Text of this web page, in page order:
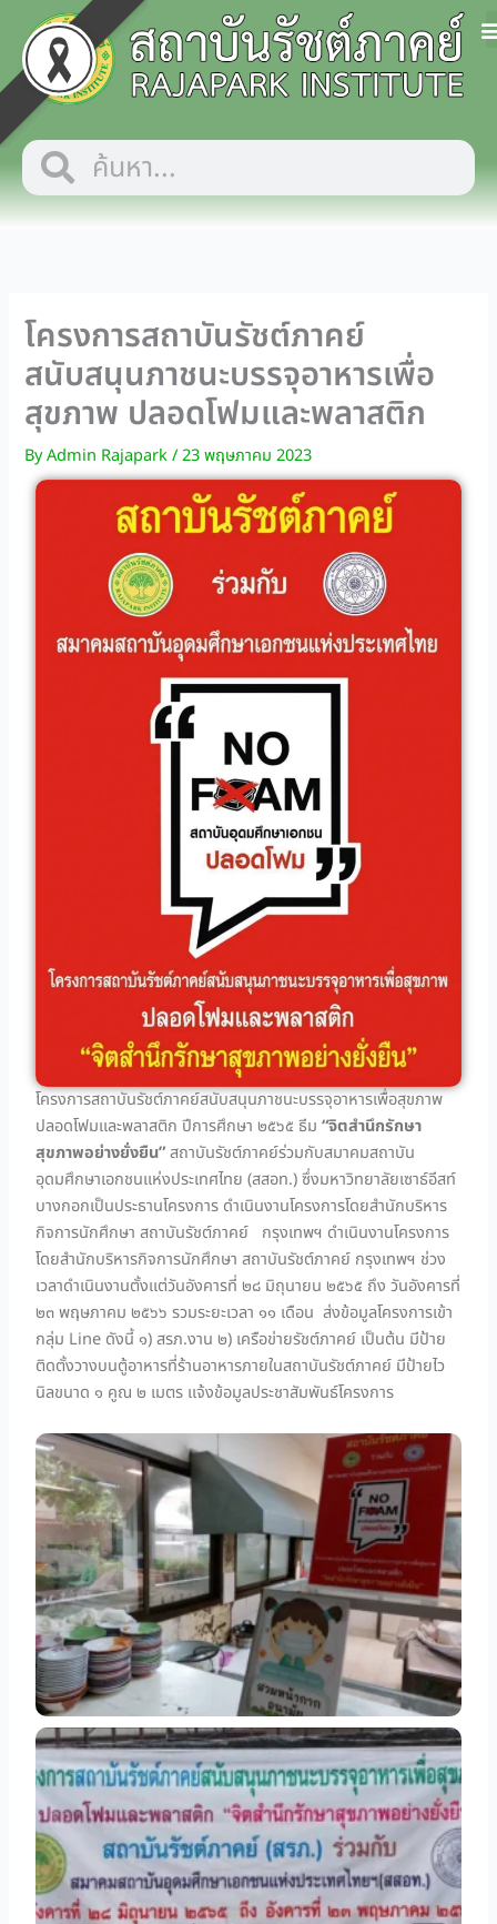
content
Search Search
โครงการสถาบันรัชต์ภาคย์
สนับสนุนภาชนะบรรจุอาหารเพื่อ
สุขภาพ ปลอดโฟมและพลาสติก
ByAdmin Rajapark/23 พฤษภาคม 2023
โครงการสถาบันรัชต์ภาคย์สนับสนุนภาชนะบรรจุอาหารเพื่อสุขภาพ
ปลอดโฟมและพลาสติก ปีการศึกษา ๒๕๖๕ ธีม“จิตสำนึกรักษา
สุขภาพอย่างยั่งยืน”สถาบันรัชต์ภาคย์ร่วมกับสมาคมสถาบัน
อุดมศึกษาเอกชนแห่งประเทศไทย (สสอท.) ซึ่งมหาวิทยาลัยเซาธ์อีสท์
บางกอกเป็นประธานโครงการ ดำเนินงานโครงการโดยสำนักบริหาร
กิจการนักศึกษา สถาบันรัชต์ภาคย์ กรุงเทพฯ ดำเนินงานโครงการ
โดยสำนักบริหารกิจการนักศึกษา สถาบันรัชต์ภาคย์ กรุงเทพฯ ช่วง
เวลาดำเนินงานตั้งแต่วันอังคารที่ ๒๘ มิถุนายน ๒๕๖๕ ถึง วันอังคารที่
๒๓ พฤษภาคม ๒๕๖๖ รวมระยะเวลา ๑๑ เดือน ส่งข้อมูลโครงการเข้า
กลุ่ม Line ดังนี้ ๑) สรภ.งาน ๒) เครือข่ายรัชต์ภาคย์ เป็นต้น มีป้าย
ติดตั้งวางบนตู้อาหารที่ร้านอาหารภายในสถาบันรัชต์ภาคย์ มีป้ายไว
นิลขนาด ๑ คูณ ๒ เมตร แจ้งข้อมูลประชาสัมพันธ์โครงการ